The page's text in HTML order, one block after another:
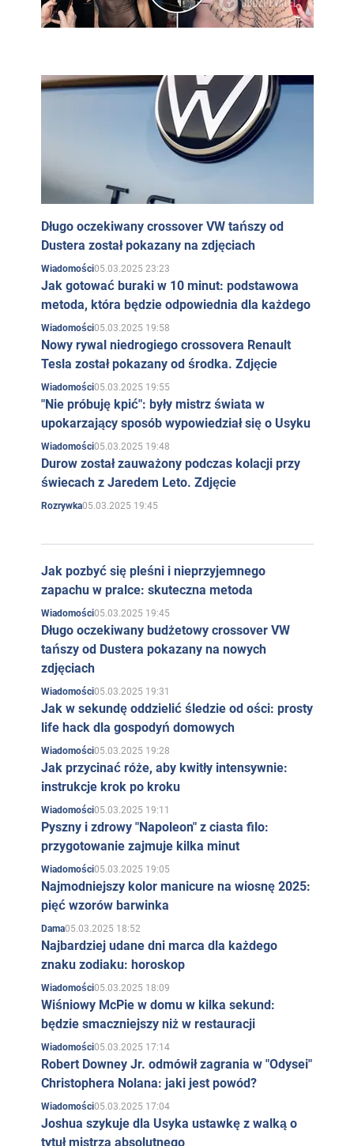
Długo oczekiwany crossover VW tańszy od
Dustera został pokazany na zdjęciach
Wiadomości05.03.2025 23:23
Jak gotować buraki w 10 minut: podstawowa
metoda, która będzie odpowiednia dla każdego
Wiadomości05.03.2025 19:58
Nowy rywal niedrogiego crossovera Renault
Tesla został pokazany od środka. Zdjęcie
Wiadomości05.03.2025 19:55
"Nie próbuję kpić": były mistrz świata w
upokarzający sposób wypowiedział się o Usyku
Wiadomości05.03.2025 19:48
Durow został zauważony podczas kolacji przy
świecach z Jaredem Leto. Zdjęcie
Rozrywka05.03.2025 19:45
Jak pozbyć się pleśni i nieprzyjemnego
zapachu w pralce: skuteczna metoda
Wiadomości05.03.2025 19:45
Długo oczekiwany budżetowy crossover VW
tańszy od Dustera pokazany na nowych
zdjęciach
Wiadomości05.03.2025 19:31
Jak w sekundę oddzielić śledzie od ości: prosty
life hack dla gospodyń domowych
Wiadomości05.03.2025 19:28
Jak przycinać róże, aby kwitły intensywnie:
instrukcje krok po kroku
Wiadomości05.03.2025 19:11
Pyszny i zdrowy "Napoleon" z ciasta filo:
przygotowanie zajmuje kilka minut
Wiadomości05.03.2025 19:05
Najmodniejszy kolor manicure na wiosnę 2025:
pięć wzorów barwinka
Dama05.03.2025 18:52
Najbardziej udane dni marca dla każdego
znaku zodiaku: horoskop
Wiadomości05.03.2025 18:09
Wiśniowy McPie w domu w kilka sekund:
będzie smaczniejszy niż w restauracji
Wiadomości05.03.2025 17:14
Robert Downey Jr. odmówił zagrania w "Odysei"
Christophera Nolana: jaki jest powód?
Wiadomości05.03.2025 17:04
Joshua szykuje dla Usyka ustawkę z walką o
tytuł mistrza absolutnego